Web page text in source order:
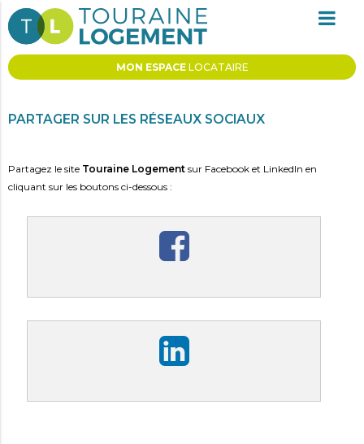
MON ESPACE LOCATAIRE
PARTAGE
PARTAGER SUR LES RÉSEAUX SOCIAUX
Partagez le site Touraine Logement sur Facebook et LinkedIn en
cliquant sur les boutons ci-dessous :